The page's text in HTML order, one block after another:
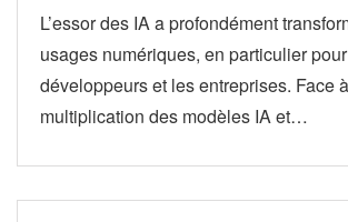
L’essor des IA a profondément
usages numériques, en particulier
développeurs et les entreprises. Face
multiplication des modèles IA et…